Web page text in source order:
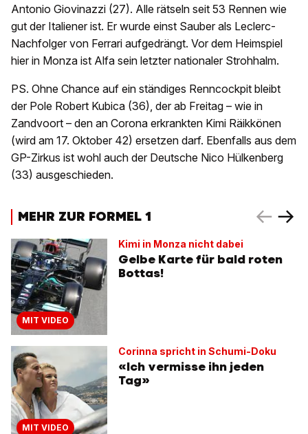
Antonio Giovinazzi (27). Alle rätseln seit 53 Rennen wie
gut der Italiener ist. Er wurde einst Sauber als Leclerc-
Nachfolger von Ferrari aufgedrängt. Vor dem Heimspiel
hier in Monza ist Alfa sein letzter nationaler Strohhalm.
PS. Ohne Chance auf ein ständiges Renncockpit bleibt
der Pole Robert Kubica (36), der ab Freitag – wie in
Zandvoort – den an Corona erkrankten Kimi Räikkönen
(wird am 17. Oktober 42) ersetzen darf. Ebenfalls aus dem
GP-Zirkus ist wohl auch der Deutsche Nico Hülkenberg
(33) ausgeschieden.
MEHR ZUR FORMEL 1
MIT VIDEO
Kimi in Monza nicht dabei
Gelbe Karte für bald roten
Bottas!
MIT VIDEO
Corinna spricht in Schumi-Doku
«Ich vermisse ihn jeden
Tag»